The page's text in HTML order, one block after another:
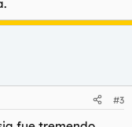
#3